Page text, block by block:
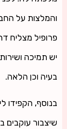
והמלצות על
פרופיל מצליח
יש תמיכה
בעיה וכן הלאה.
בנוסף, הקפידו
שיצבור עוקבים